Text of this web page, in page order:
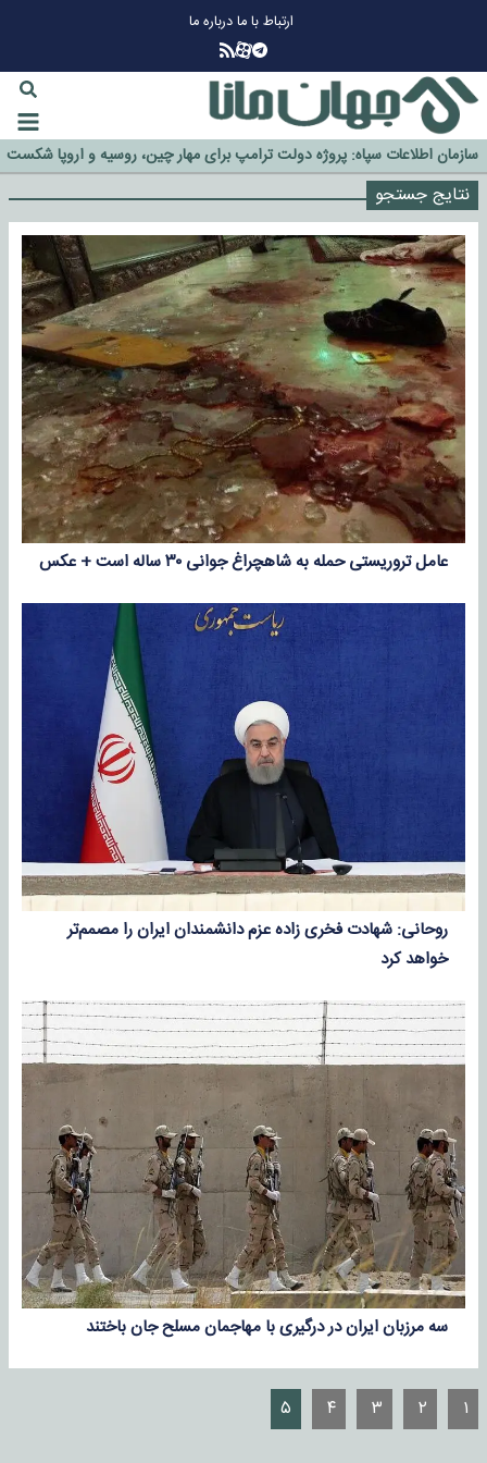
ارتباط با مادرباره ما
گزینه جدایی اوسمار روی میز مدیران پرسپولیس
آیا رئیس جمهور آمریکا قانون را دور می‌زند؟
اخراج رسمی چهره نامدار از پرسپولیس
سازمان اطلاعات سپاه: پروژه دولت ترامپ برای مهار چین، روسیه و اروپا شکست
خورد
نتایج جستجو
عامل تروریستی حمله به شاهچراغ جوانی ۳۰ ساله است + عکس
روحانی: شهادت فخری زاده عزم دانشمندان ایران را مصمم‌تر
خواهد کرد
سه مرزبان ایران در درگیری با مهاجمان مسلح جان باختند
۱ ۲ ۳ ۴ ۵